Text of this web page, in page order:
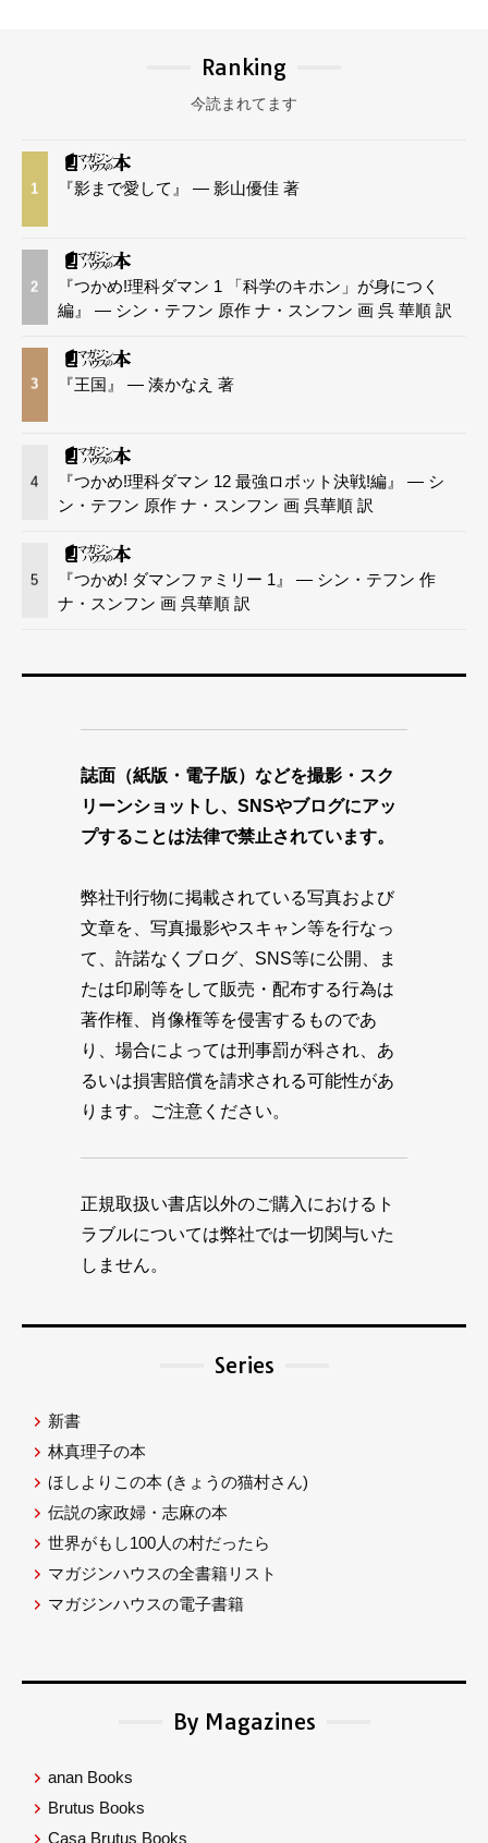
Ranking
今読まれてます
1 『影まで愛して』 — 影山優佳 著
2
『つかめ!理科ダマン 1 「科学のキホン」が身につく
編』 — シン・テフン 原作 ナ・スンフン 画 呉 華順 訳
3 『王国』 — 湊かなえ 著
4
『つかめ!理科ダマン 12 最強ロボット決戦!編』 — シ
ン・テフン 原作 ナ・スンフン 画 呉華順 訳
5
『つかめ! ダマンファミリー 1』 — シン・テフン 作
ナ・スンフン 画 呉華順 訳
誌面（紙版・電子版）などを撮影・スク
リーンショットし、SNSやブログにアッ
プすることは法律で禁止されています。
弊社刊行物に掲載されている写真および
文章を、写真撮影やスキャン等を行なっ
て、許諾なくブログ、SNS等に公開、ま
たは印刷等をして販売・配布する行為は
著作権、肖像権等を侵害するものであ
り、場合によっては刑事罰が科され、あ
るいは損害賠償を請求される可能性があ
ります。ご注意ください。
正規取扱い書店以外のご購入におけるト
ラブルについては弊社では一切関与いた
しません。
Series
新書
林真理子の本
ほしよりこの本 (きょうの猫村さん)
伝説の家政婦・志麻の本
世界がもし100人の村だったら
マガジンハウスの全書籍リスト
マガジンハウスの電子書籍
By Magazines
anan Books
Brutus Books
Casa Brutus Books